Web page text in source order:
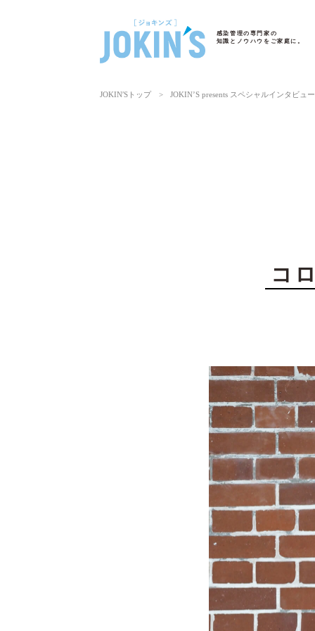
感染管理の専門家の
知識とノウハウをご家庭に。
JOKIN′Sトップ > JOKIN’S presents スペシャルインタビュー
コ